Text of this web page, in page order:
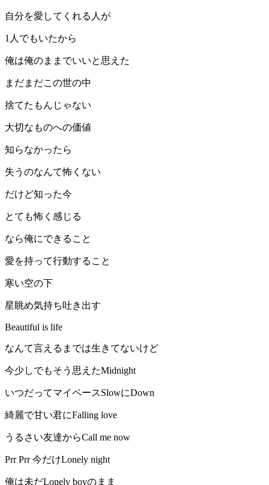
自分を愛してくれる人が
1人でもいたから
俺は俺のままでいいと思えた
まだまだこの世の中
捨てたもんじゃない
大切なものへの価値
知らなかったら
失うのなんて怖くない
だけど知った今
とても怖く感じる
なら俺にできること
愛を持って行動すること
寒い空の下
星眺め気持ち吐き出す
Beautiful is life
なんて言えるまでは生きてないけど
今少しでもそう思えたMidnight
いつだってマイペースSlowにDown
綺麗で甘い君にFalling love
うるさい友達からCall me now
Prr Prr 今だけLonely night
俺は未だLonely boyのまま